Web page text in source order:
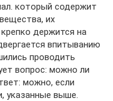
который содержит
их
держится на
впитыванию
проводить
вопрос: можно ли
можно, если
указанные выше.